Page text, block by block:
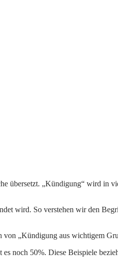
übersetzt. „Kündigung“ wird in
wird. So verstehen wir den
von „Kündigung aus wichtigem
noch 50%. Diese Beispiele